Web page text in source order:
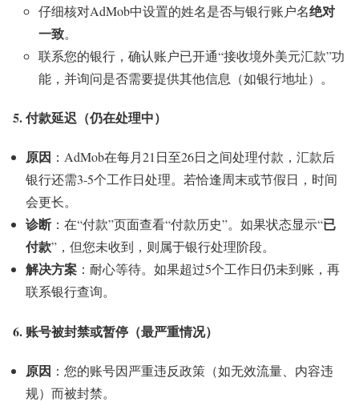
仔细核对AdMob中设置的姓名是否与银行账户名绝对
一致。
联系您的银行，确认账户已开通“接收境外美元汇款”功
能，并询问是否需要提供其他信息（如银行地址）。
5. 付款延迟（仍在处理中）
原因 ：AdMob在每月21日至26日之间处理付款，汇款后
银行还需3-5个工作日处理。若恰逢周末或节假日，时间
会更长。
诊断 ：在“付款”页面查看“付款历史”。如果状态显示“已
付款”，但您未收到，则属于银行处理阶段。
解决方案 ：耐心等待。如果超过5个工作日仍未到账，再
联系银行查询。
6. 账号被封禁或暂停（最严重情况）
原因 ：您的账号因严重违反政策（如无效流量、内容违
规）而被封禁。